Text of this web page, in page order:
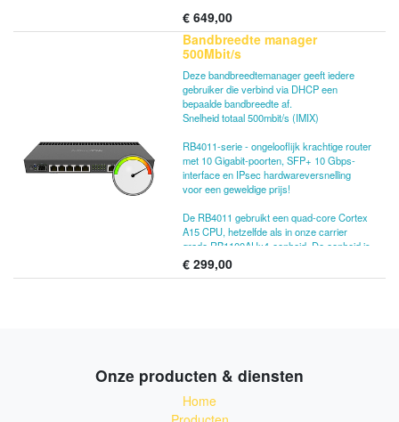
€ 649,00
Bandbreedte manager
500Mbit/s
Deze bandbreedtemanager geeft iedere
gebruiker die verbind via DHCP een
bepaalde bandbreedte af.
Snelheid totaal 500mbit/s (IMIX)
RB4011-serie - ongelooflijk krachtige router
met 10 Gigabit-poorten, SFP+ 10 Gbps-
interface en IPsec hardwareversnelling
voor een geweldige prijs!
De RB4011 gebruikt een quad-core Cortex
A15 CPU, hetzelfde als in onze carrier
grade RB1100AHx4-eenheid. De eenheid is
uitgerust met 1 GB RAM, kan PoE-uitvoer
leveren op poort #10 en wordt geleverd met
bevestigen.
€ 299,00
Onze producten & diensten
Home